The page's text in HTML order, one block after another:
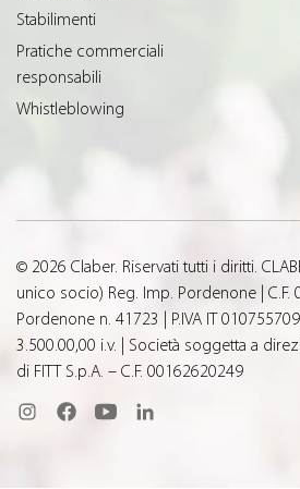
Stabilimenti
Pratiche commerciali
responsabili
Whistleblowing
© 2026 Claber. Riservati tutti i diritti.
unico socio) Reg. Imp. Pordenone | C.F.
Pordenone n. 41723 | P.IVA IT
3.500.00,00 i.v. | Società soggetta a
di FITT S.p.A. – C.F. 00162620249